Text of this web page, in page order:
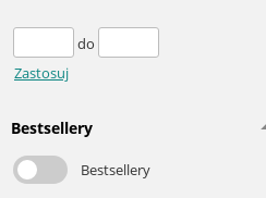
do
Zastosuj
Bestsellery
Bestsellery